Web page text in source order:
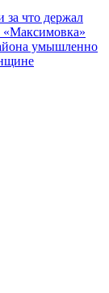
что держал
умышленно